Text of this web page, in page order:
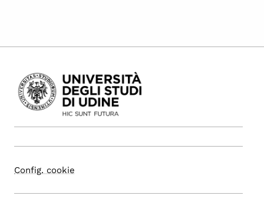
Config. cookie